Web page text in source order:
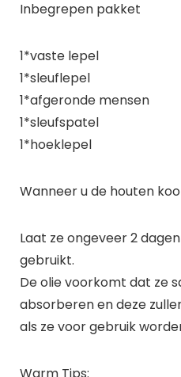
Inbegrepen pakket
1*vaste lepel
1*sleuflepel
1*afgeronde mensen
1*sleufspatel
1*hoeklepel
Wanneer u de houten
Laat ze ongeveer 2
gebruikt.
De olie voorkomt dat ze
absorberen en deze
als ze voor gebruik